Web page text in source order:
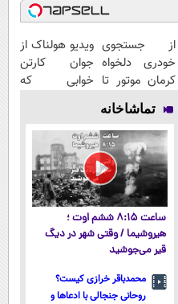
از جستجوی
خودری دلخواه
کرمان موتور تا
فروش آن،
ساده، بی
واسطه و
مستقیم
ویدیو هولناک از
جوان کارتن
خوابی که
تماشاخانه
ساعت ۸:۱۵ ششم اوت ؛
هیروشیما / وقتی شهر در دیگ
قیر می‌جوشید
محمدباقر خرازی کیست؟
روحانی جنجالی با ادعاها و